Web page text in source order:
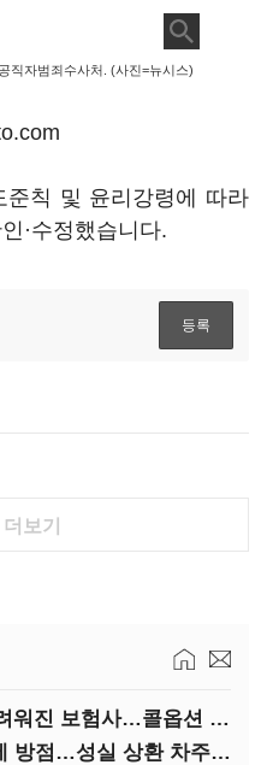
직자범죄수사처. (사진=뉴시스)
칙 및 윤리강령에 따라
·수정했습니다.
보기
자본성증권 돌려막기 어려워진 보험사…콜옵션 부담 급증
당국, '포용금융' 저금리에 방점…성실 상환 차주는 '역차별'